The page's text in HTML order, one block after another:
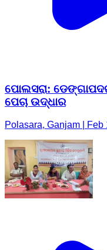
ପୋଲସରା:
ପେଚା ଉଦ୍ଧାର
Polasara, Ganjam | Feb